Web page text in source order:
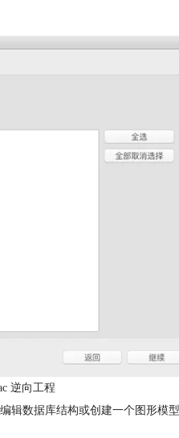
逆向工程
数据库结构或创建一个图形模